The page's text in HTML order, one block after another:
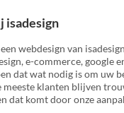
isadesign
webdesign van
e-commerce, google
dat wat nodig is om uw
meeste klanten blijven
dat komt door onze